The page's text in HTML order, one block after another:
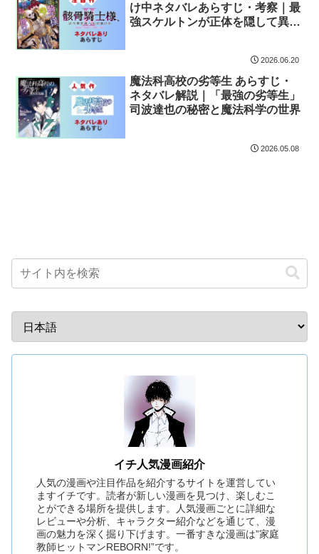
け中ネタバレあらすじ・考察｜最
強スケルトンが正体を隠して異世
2026.06.20
魔法科高校の劣等生 あらすじ・
ネタバレ解説｜「最強の劣等生」
司波達也の秘密と魔法科学の世界
2026.05.08
イチ人気漫画紹介
人気の漫画や注目作品を紹介するサイトを運営してい
ますイチです。読者が新しい漫画を見つけ、楽しむこ
とができる場所を提供します。人気漫画ごとに詳細な
レビューや分析、キャラクター紹介などを通じて、漫
画の魅力を深く掘り下げます。一番すきな漫画は”家庭
教師ヒットマンREBORN!”です。